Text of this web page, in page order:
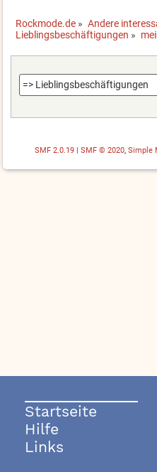
Rockmode.de » Andere
Lieblingsbeschäftigungen »
SMF 2.0.19 | SMF © 2020 Simple
Startseite
Hilfe
Links